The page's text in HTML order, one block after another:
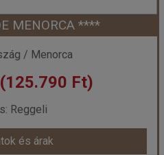
10-13 | 4 éj
(123.830 Ft)
és árak
MENORCA ****
/ Menorca
Ft)
Reggeli
és árak